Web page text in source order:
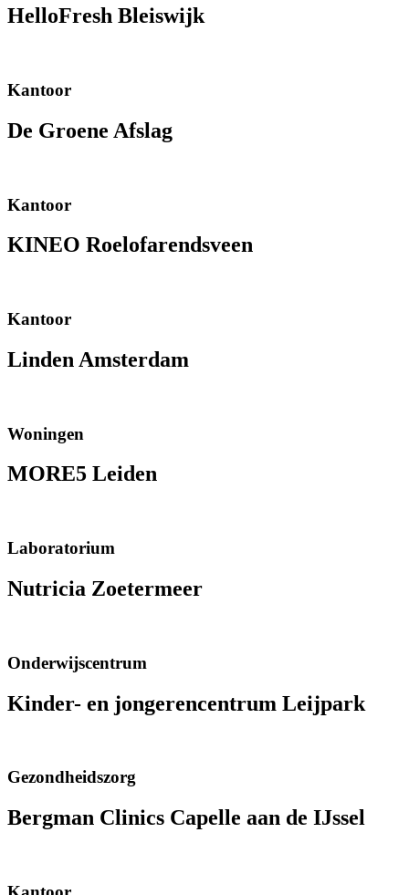
HelloFresh Bleiswijk
Kantoor
De Groene Afslag
Kantoor
KINEO Roelofarendsveen
Kantoor
Linden Amsterdam
Woningen
MORE5 Leiden
Laboratorium
Nutricia Zoetermeer
Onderwijscentrum
Kinder- en jongerencentrum Leijpark
Gezondheidszorg
Bergman Clinics Capelle aan de IJssel